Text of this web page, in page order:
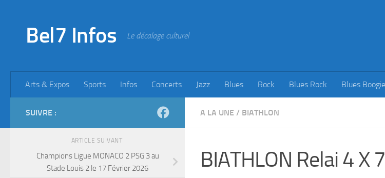
Bel7 Infos Le décalage culturel
Arts & Expos Sports Infos Concerts Jazz Blues Rock Blues Rock Blues
A LA UNE / BIATHLON
BIATHLON Relai 4 X
SUIVRE :
ARTICLE SUIVANT
Champions Ligue MONACO 2 PSG 3 au
Stade Louis 2 le 17 Février 2026